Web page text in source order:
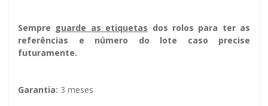
Sempre guarde as etiquetas dos rolos para ter as
referências e número do lote caso precise
futuramente.
Garantia: 3 meses